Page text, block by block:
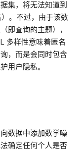
集，将无法知道到
。不过，由于该数
即查询的主题），
多样性意味着匿名
，而是会同时包含
用户隐私。
数据中添加数学噪
确定任何个人是否